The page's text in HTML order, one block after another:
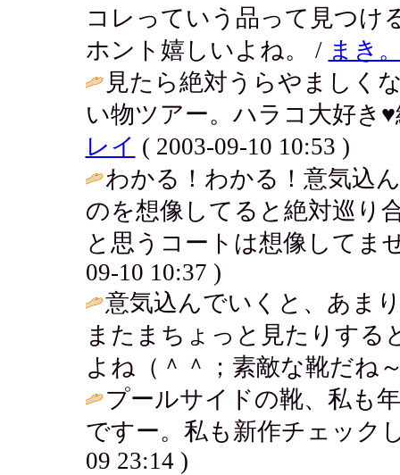
コレっていう品って見つけ
ホント嬉しいよね。 / まき
見たら絶対うらやましく
い物ツアー。ハラコ大好き
レイ ( 2003-09-10 10:53 )
わかる！わかる！意気込
のを想像してると絶対巡り
と思うコートは想像してま
09-10 10:37 )
意気込んでいくと、あま
またまちょっと見たりする
よね（＾＾；素敵な靴だね
プールサイドの靴、私も
ですー。私も新作チェック
09 23:14 )